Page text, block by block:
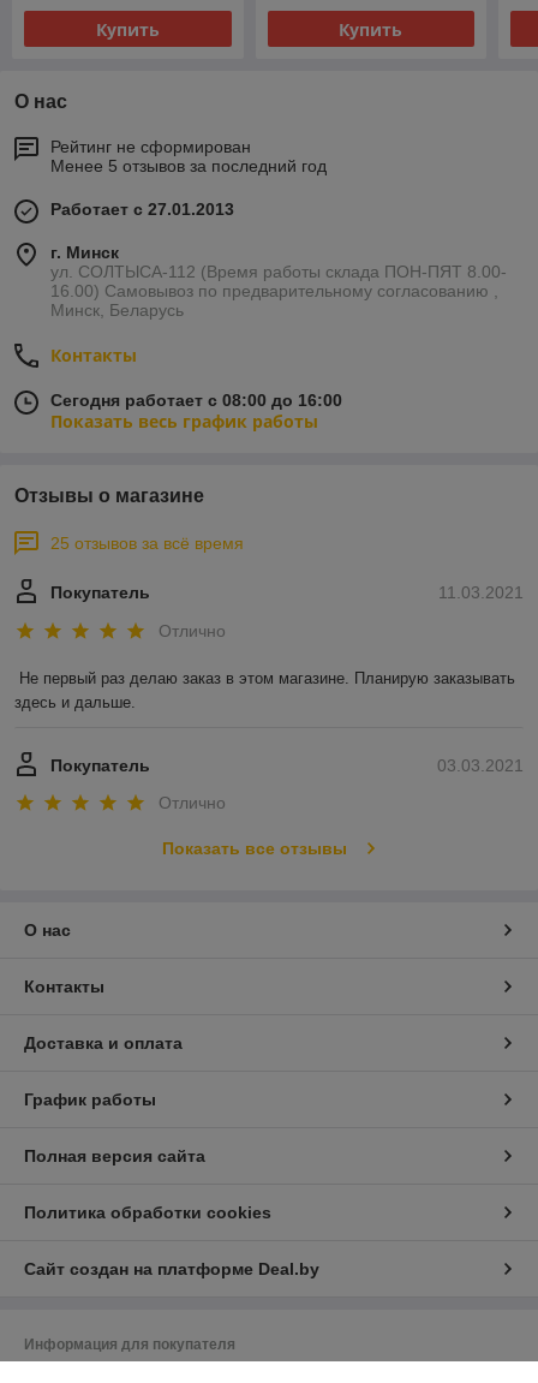
Купить Купить
О нас
Рейтинг не сформирован
Менее 5 отзывов за последний год
Работает с 27.01.2013
г. Минск
ул. СОЛТЫСА-112 (Время работы склада ПОН-ПЯТ 8.00-
16.00) Самовывоз по предварительному согласованию ,
Минск, Беларусь
Контакты
Сегодня работает с 08:00 до 16:00
Показать весь график работы
Отзывы о магазине
25 отзывов за всё время
11.03.2021
Покупатель
Отлично
Не первый раз делаю заказ в этом магазине. Планирую заказывать
здесь и дальше.
03.03.2021
Покупатель
Отлично
Показать все отзывы
О нас
Контакты
Доставка и оплата
График работы
Полная версия сайта
Политика обработки cookies
Сайт создан на платформе Deal.by
Информация для покупателя